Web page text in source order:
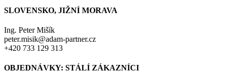
SLOVENSKO, JIŽNÍ MORAVA
Ing. Peter Mišík
peter.misik@adam-partner.cz
+420 733 129 313
OBJEDNÁVKY: STÁLÍ ZÁKAZNÍCI